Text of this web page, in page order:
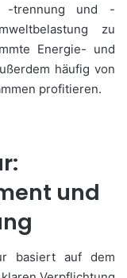
-trennung und -
zu
Energie- und
häufig von
profitieren.
und
basiert auf dem